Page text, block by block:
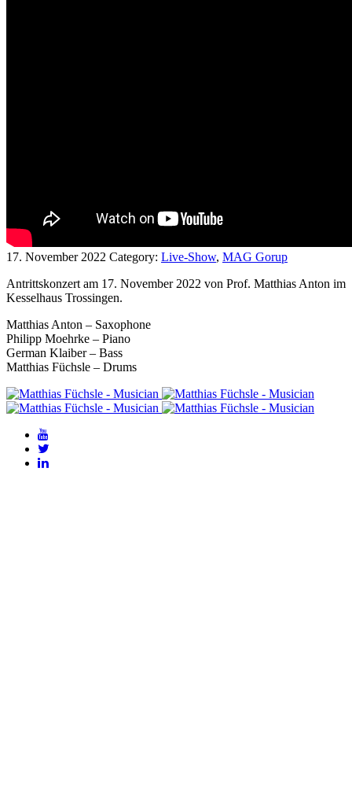
17. November 2022 Category: Live-Show, MAG Gorup
Antrittskonzert am 17. November 2022 von Prof. Matthias Anton im
Kesselhaus Trossingen.
Matthias Anton – Saxophone
Philipp Moehrke – Piano
German Klaiber – Bass
Matthias Füchsle – Drums